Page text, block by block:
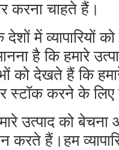
करना चाहते हैं।
में व्यापारियों
है कि हमारे
को देखते हैं
स्टॉक करने के
हमारे उत्पाद को
करते हैं।हम